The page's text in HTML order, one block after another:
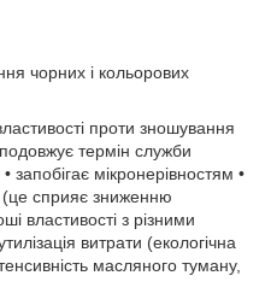
чорних і кольорових
проти зношування
термін служби
запобігає мікронерівностям •
сприяє зниженню
властивості з різними
витрати (екологічна
масляного туману,